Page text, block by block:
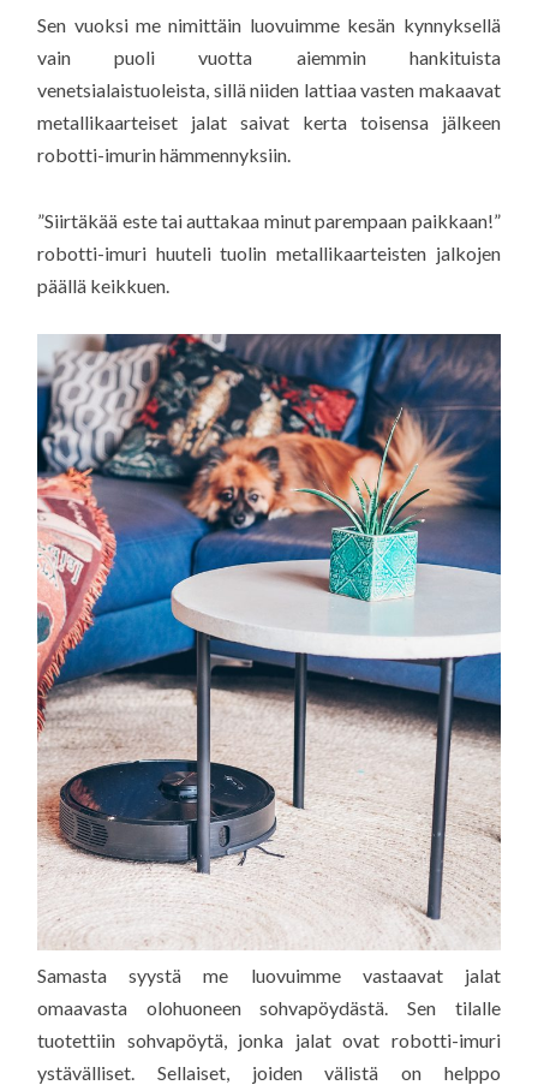
Sen vuoksi me nimittäin luovuimme kesän kynnyksellä
vain puoli vuotta aiemmin hankituista
venetsialaistuoleista, sillä niiden lattiaa vasten makaavat
metallikaarteiset jalat saivat kerta toisensa jälkeen
robotti-imurin hämmennyksiin.
”Siirtäkää este tai auttakaa minut parempaan paikkaan!”
robotti-imuri huuteli tuolin metallikaarteisten jalkojen
päällä keikkuen.
Samasta syystä me luovuimme vastaavat jalat
omaavasta olohuoneen sohvapöydästä. Sen tilalle
tuotettiin sohvapöytä, jonka jalat ovat robotti-imuri
ystävälliset. Sellaiset, joiden välistä on helppo